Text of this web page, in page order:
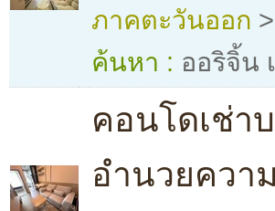
ภาคตะวันออก >
ค้นหา : ออริจิ้น
คอนโดเช่า
อํานวยควา